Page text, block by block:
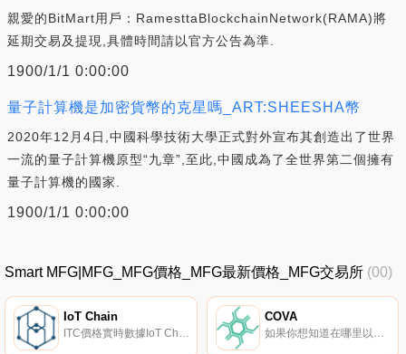
親愛的BitMart用戶：RamesttaBlockchainNetwork(RAMA)將
延期交易及提現,具體時間請以官方公告為準.
1900/1/1 0:00:00
量子計算機是加密貨幣的克星嗎_ART:SHEESHA幣
2020年12月4日,中國科學技術大學正式對外宣布其創造出了世界
一流的量子計算機原型“九章”,至此,中國成為了全世界第二個擁有
量子計算機的國家.
1900/1/1 0:00:00
Smart MFG|MFG_MFG價格_MFG最新價格_MFG交易所 (00)
IoT Chain COVA